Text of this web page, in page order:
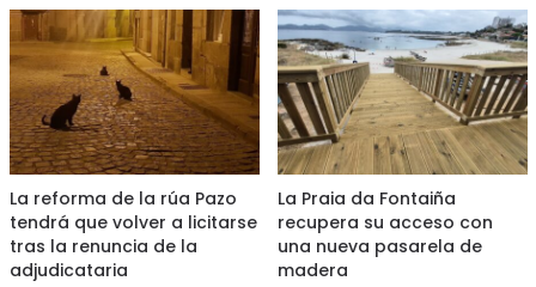
La reforma de la rúa Pazo
tendrá que volver a licitarse
tras la renuncia de la
adjudicataria
La Praia da Fontaiña
recupera su acceso con
una nueva pasarela de
madera